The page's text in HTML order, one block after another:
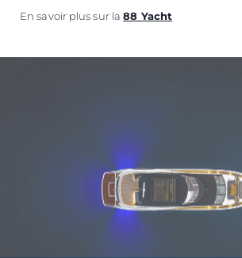
En savoir plus sur la88 Yacht